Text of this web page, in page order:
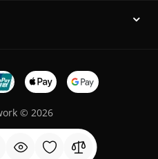
© 2026